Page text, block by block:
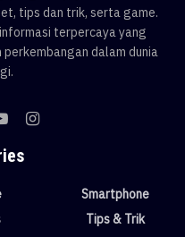
tips dan trik, serta game.
terpercaya yang
dalam dunia
Smartphone
Tips & Trik